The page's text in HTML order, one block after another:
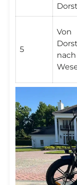
5
Von
nach